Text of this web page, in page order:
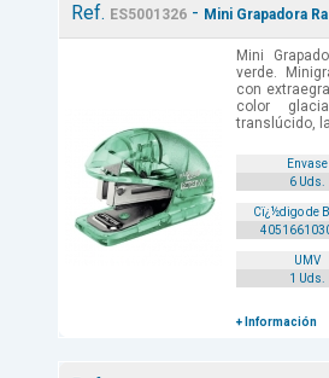
Ref. ES5001326- Mini Grapadora
Mini
verde.
con
color
translúcido,
Envase
6 Uds.
Cï¿½digo de
UMV
1 Uds.
+ Información